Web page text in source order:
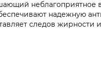
надежную
следов жирности